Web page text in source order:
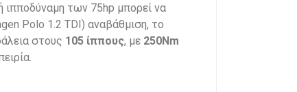
ιπποδύναμη των 75hp μπορεί να
Polo 1.2 TDI) αναβάθμιση, το
στους 105 ίππους, με 250Nm